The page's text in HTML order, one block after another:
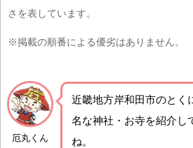
さを表しています。
※掲載の順番による優劣はありません。
厄丸くん
近畿地方岸和田市のとく
名な神社・お寺を紹介 し
ね。